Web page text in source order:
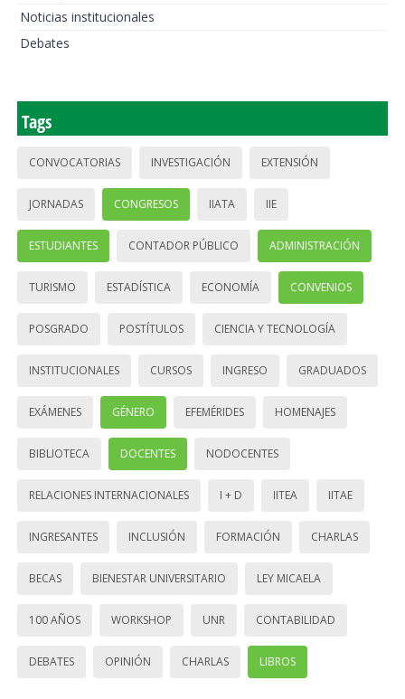
Noticias institucionales
Debates
Tags
CONVOCATORIAS INVESTIGACIÓN EXTENSIÓN
JORNADAS CONGRESOS IIATA IIE
ESTUDIANTES CONTADOR PÚBLICO ADMINISTRACIÓN
TURISMO ESTADÍSTICA ECONOMÍA CONVENIOS
POSGRADO POSTÍTULOS CIENCIA Y TECNOLOGÍA
INSTITUCIONALES CURSOS INGRESO GRADUADOS
EXÁMENES GÉNERO EFEMÉRIDES HOMENAJES
BIBLIOTECA DOCENTES NODOCENTES
RELACIONES INTERNACIONALES I + D IITEA IITAE
INGRESANTES INCLUSIÓN FORMACIÓN CHARLAS
BECAS BIENESTAR UNIVERSITARIO LEY MICAELA
100 AÑOS WORKSHOP UNR CONTABILIDAD
DEBATES OPINIÓN CHARLAS LIBROS